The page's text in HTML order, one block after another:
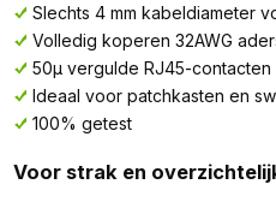
Slechts 4 mm kabeldiameter
Volledig koperen 32AWG
50µ vergulde RJ45-contacten
Ideaal voor patchkasten en
100% getest
Voor strak en